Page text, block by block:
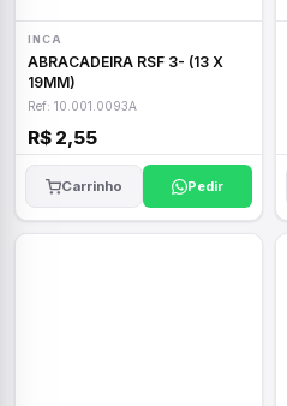
INCA
ABRACADEIRA RSF 3- (13 X
19MM)
Ref: 10.001.0093A
R$ 2,55
Carrinho Pedir